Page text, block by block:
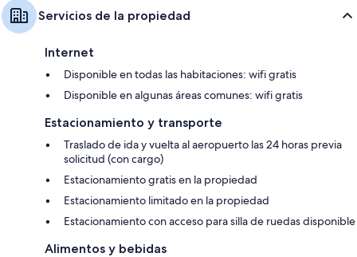
Servicios de la propiedad
Internet
Disponible en todas las habitaciones: wifi gratis
Disponible en algunas áreas comunes: wifi gratis
Estacionamiento y transporte
Traslado de ida y vuelta al aeropuerto las 24 horas previa
solicitud (con cargo)
Estacionamiento gratis en la propiedad
Estacionamiento limitado en la propiedad
Estacionamiento con acceso para silla de ruedas disponible
Alimentos y bebidas